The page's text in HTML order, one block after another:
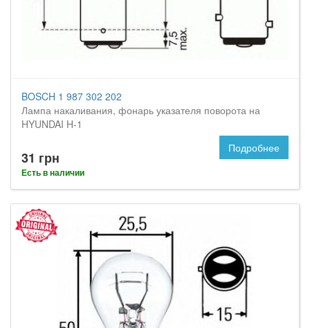
BOSCH 1 987 302 202
Лампа накаливания, фонарь указателя поворота на
HYUNDAI H-1
31 грн
Есть в наличии
Подробнее